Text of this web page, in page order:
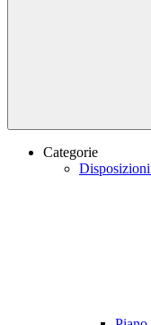
Categorie